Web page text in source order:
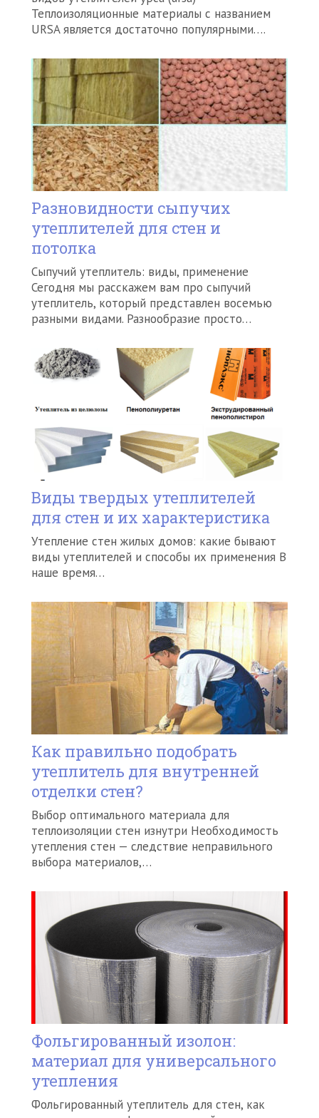
Теплоизоляционные материалы с названием
URSA является достаточно популярными….
Разновидности сыпучих
утеплителей для стен и
потолка
Сыпучий утеплитель: виды, применение
Сегодня мы расскажем вам про сыпучий
утеплитель, который представлен восемью
разными видами. Разнообразие просто…
Виды твердых утеплителей
для стен и их характеристика
Утепление стен жилых домов: какие бывают
виды утеплителей и способы их применения В
наше время…
Как правильно подобрать
утеплитель для внутренней
отделки стен?
Выбор оптимального материала для
теплоизоляции стен изнутри Необходимость
утепления стен — следствие неправильного
выбора материалов,…
Фольгированный изолон:
материал для универсального
утепления
Фольгированный утеплитель для стен, как